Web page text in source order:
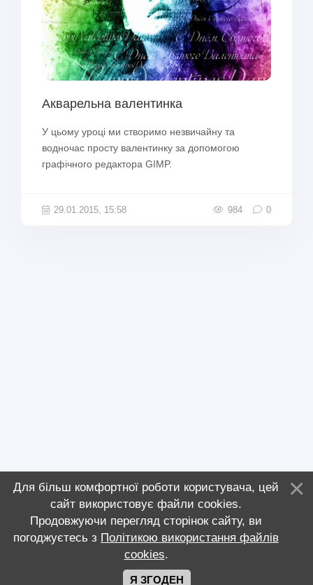
Акварельна валентинка
У цьому уроці ми створимо незвичайну та
водночас просту валентинку за допомогою
графічного редактора GIMP.
29.01.2015, 15:58 984 0
Для більш комфортної роботи користувача, цей
сайт використовує файли cookies.
Продовжуючи перегляд сторінок сайту, ви
погоджуєтесь з Політикою використання файлів
cookies.
Я ЗГОДЕН